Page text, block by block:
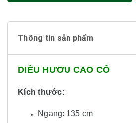
Thông tin sản phẩm
DIỀU HƯƠU CAO CỔ
Kích thước:
Ngang: 135 cm